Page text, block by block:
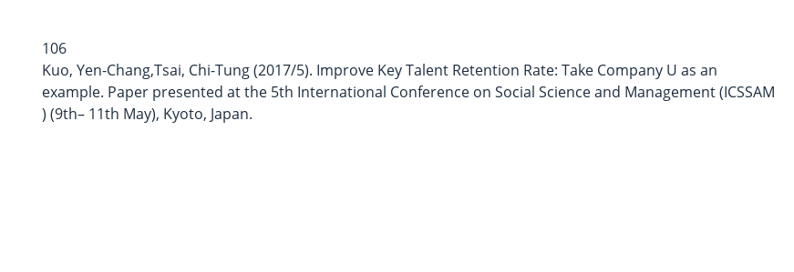
106
Kuo, Yen-Chang,Tsai, Chi-Tung (2017/5). Improve Key Talent Retention Rate: Take Company U as an
example. Paper presented at the 5th International Conference on Social Science and Management (ICSSAM
) (9th– 11th May), Kyoto, Japan.